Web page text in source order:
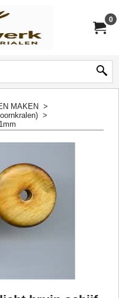
0
MAKEN >
>